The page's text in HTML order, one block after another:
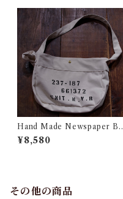
Hand Made Newspaper Ba
g #3 / ハンド メイド ニュース
ペーパー バック
¥8,580
その他の商品